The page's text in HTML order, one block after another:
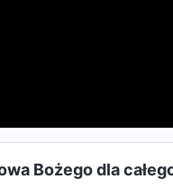
Bożego dla